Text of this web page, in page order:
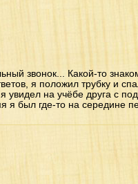
звонок... Какой-то
я положил трубку и
на учёбе друга с
я был где-то на середине